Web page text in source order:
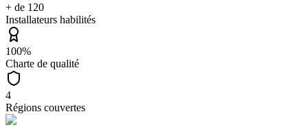
+ de 120
Installateurs habilités
100%
Charte de qualité
4
Régions couvertes